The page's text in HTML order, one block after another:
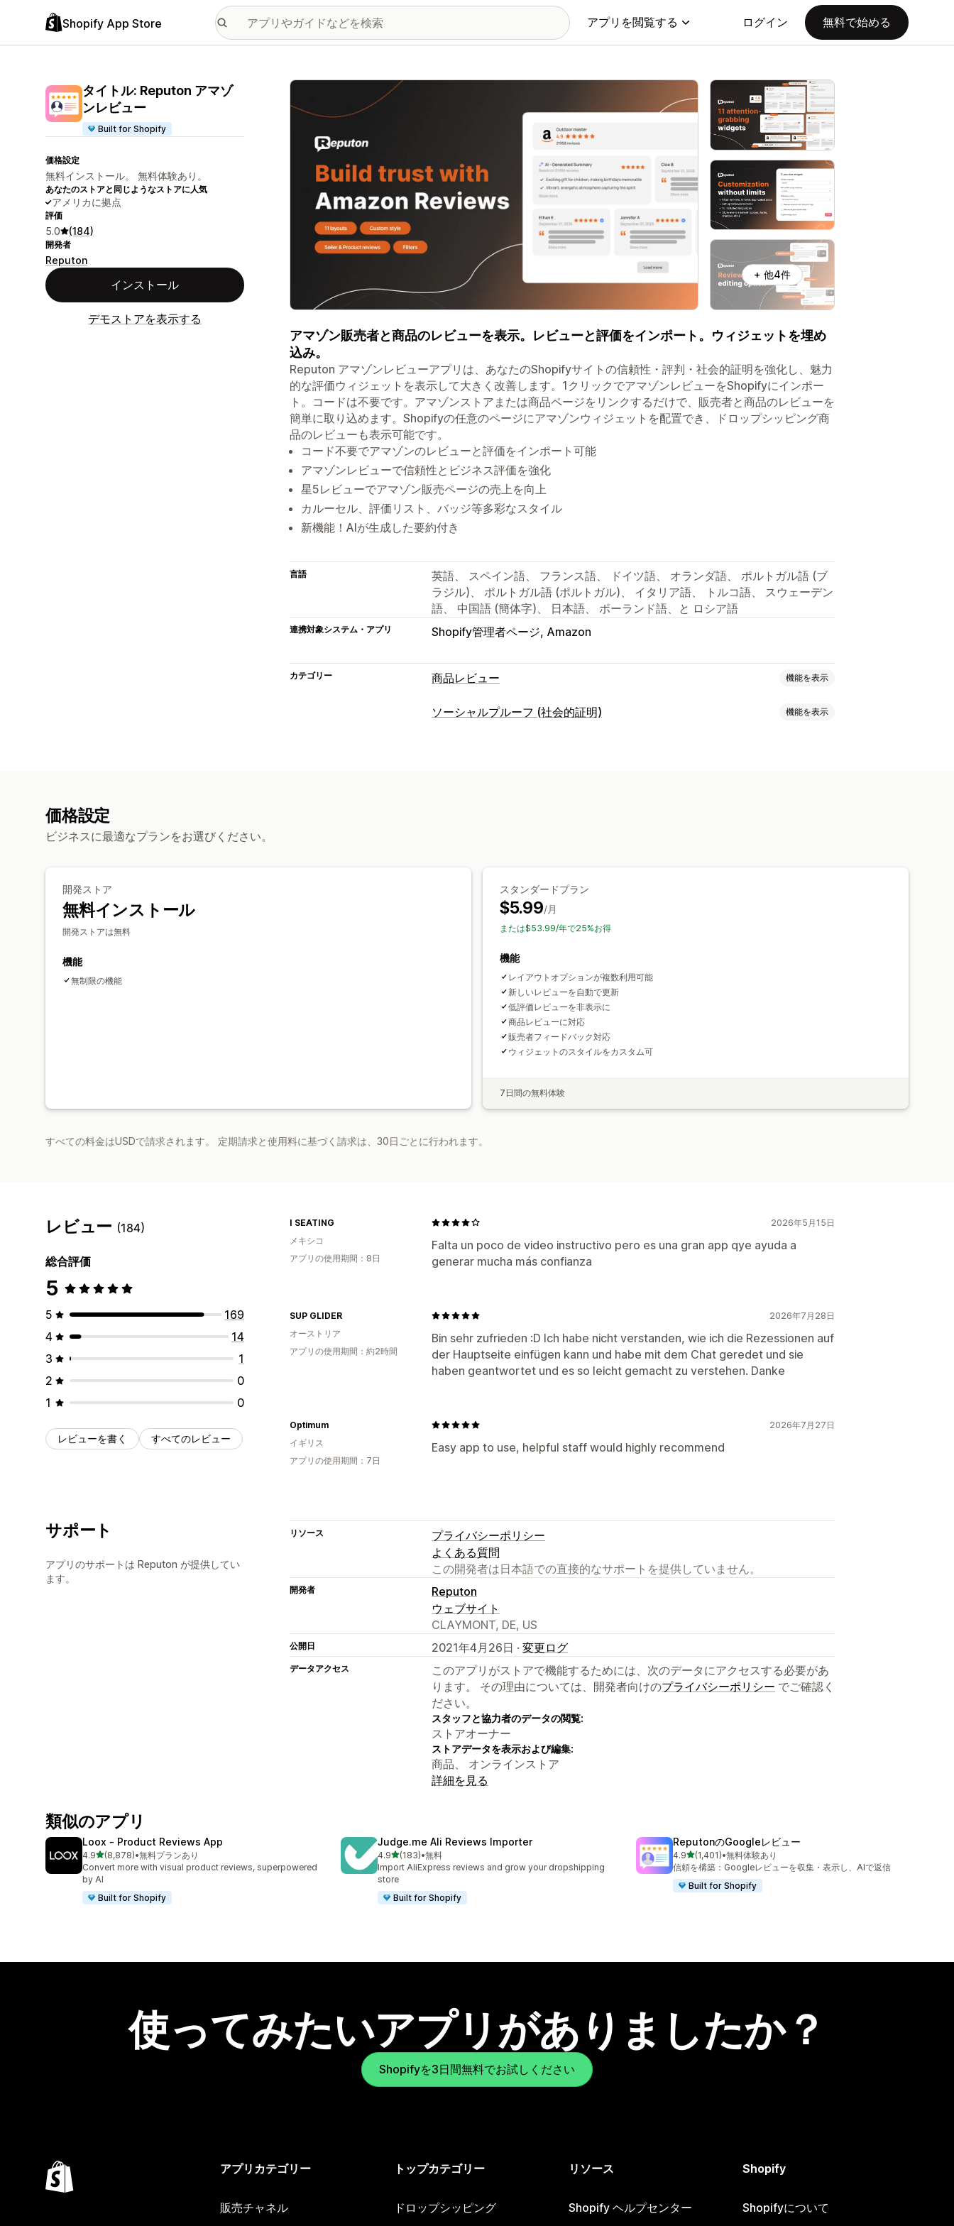
Shopify App Store アプリを閲覧する ログイン 無料で始める
タイトル: Reputon アマゾ
ンレビュー
Built for Shopify
価格設定
無料インストール。 無料体験あり。
あなたのストアと同じようなストアに人気
アメリカに拠点
評価
5.0 (184)
開発者
Reputon
インストール
デモストアを表示する
特集の画像ギャラリー
+ 他4件
アマゾン販売者と商品のレビューを表示。レビューと評価をインポート。ウィジェットを埋め
込み。
Reputon アマゾンレビューアプリは、あなたのShopifyサイトの信頼性・評判・社会的証明を強化し、魅力
的な評価ウィジェットを表示して大きく改善します。1クリックでアマゾンレビューをShopifyにインポー
ト。コードは不要です。アマゾンストアまたは商品ページをリンクするだけで、販売者と商品のレビューを
簡単に取り込めます。Shopifyの任意のページにアマゾンウィジェットを配置でき、ドロップシッピング商
品のレビューも表示可能です。
コード不要でアマゾンのレビューと評価をインポート可能
アマゾンレビューで信頼性とビジネス評価を強化
星5レビューでアマゾン販売ページの売上を向上
カルーセル、評価リスト、バッジ等多彩なスタイル
新機能！AIが生成した要約付き
言語
英語、 スペイン語、 フランス語、 ドイツ語、 オランダ語、 ポルトガル語 (ブ
ラジル)、 ポルトガル語 (ポルトガル)、 イタリア語、 トルコ語、 スウェーデン
語、 中国語 (簡体字)、 日本語、 ポーランド語、と ロシア語
連携対象システム・アプリ Shopify管理者ページ Amazon
カテゴリー 商品レビュー 機能を表示
表示オプション
ソーシャルプルーフ (社会的証明) 機能を表示
価格設定
ビジネスに最適なプランをお選びください。
開発ストア
無料インストール
開発ストアは無料
機能
無制限の機能
スタンダードプラン
$5.99/月
または$53.99/年で25%お得
機能
レイアウトオプションが複数利用可能
新しいレビューを自動で更新
低評価レビューを非表示に
商品レビューに対応
販売者フィードバック対応
ウィジェットのスタイルをカスタム可
7日間の無料体験
すべての料金はUSDで請求されます。 定期請求と使用料に基づく請求は、30日ごとに行われます。
レビュー (184)
総合評価
5
5
169
4
14
3
1
2
0
1
0
レビューを書く すべてのレビュー
2026年5月15日
Falta un poco de video instructivo pero es una gran app qye ayuda a
generar mucha más confianza
I SEATING
メキシコ
アプリの使用期間：8日
2026年7月28日
Bin sehr zufrieden :D Ich habe nicht verstanden, wie ich die Rezessionen auf
der Hauptseite einfügen kann und habe mit dem Chat geredet und sie
haben geantwortet und es so leicht gemacht zu verstehen. Danke
SUP GLIDER
オーストリア
アプリの使用期間：約2時間
2026年7月27日
Easy app to use, helpful staff would highly recommend
Optimum
イギリス
アプリの使用期間：7日
サポート
アプリのサポートは Reputon が提供してい
ます。
リソース
プライバシーポリシー
よくある質問
この開発者は日本語での直接的なサポートを提供していません。
開発者
Reputon
ウェブサイト
CLAYMONT, DE, US
公開日 2021年4月26日 · 変更ログ
データアクセス
このアプリがストアで機能するためには、次のデータにアクセスする必要があ
ります。 その理由については、開発者向けのプライバシーポリシー でご確認く
ださい。
スタッフと協力者のデータの閲覧:
ストアオーナー
ストアデータを表示および編集:
商品、 オンラインストア
詳細を見る
類似のアプリ
Loox ‑ Product Reviews App
4.95つ星中
(8,878)
合計レビュー数：8878件
•無料プランあり
Convert more with visual product reviews, superpowered
by AI
Built for Shopify
Judge.me Ali Reviews Importer
4.95つ星中
(183)
合計レビュー数：183件
•無料
Import AliExpress reviews and grow your dropshipping
store
Built for Shopify
ReputonのGoogleレビュー
4.95つ星中
(1,401)
合計レビュー数：1401件
•無料体験あり
信頼を構築：Googleレビューを収集・表示し、AIで返信
Built for Shopify
使ってみたいアプリがありましたか？
Shopifyを3日間無料でお試しください
アプリカテゴリー
販売チャネル
トップカテゴリー
ドロップシッピング
リソース
Shopify ヘルプセンター
Shopify
Shopifyについて